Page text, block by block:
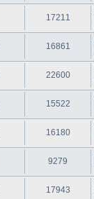
17211
16861
22600
15522
16180
9279
17943